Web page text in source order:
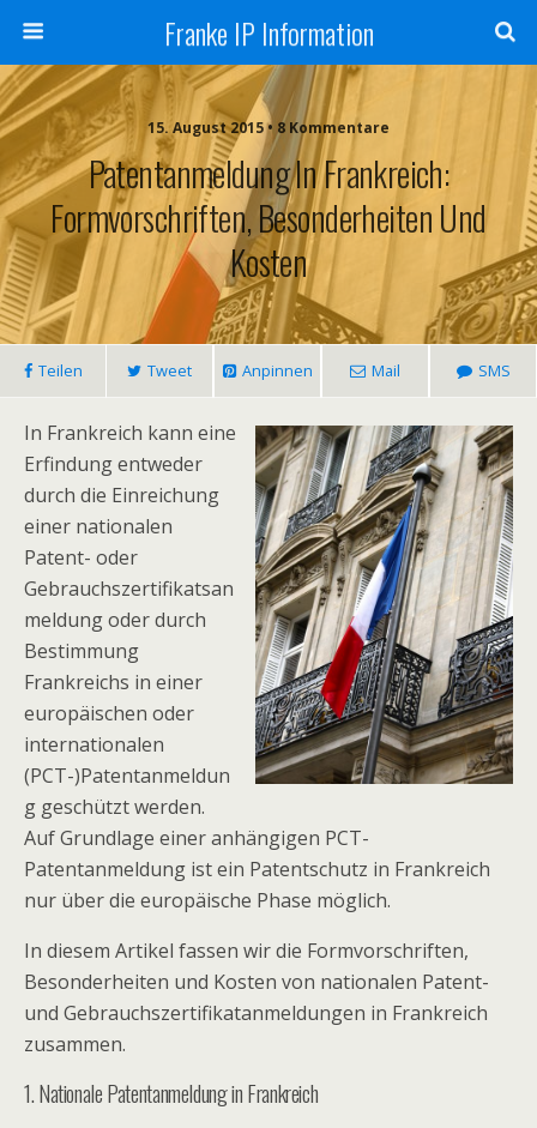
Franke IP Information
15. August 2015 • 8 Kommentare
Patentanmeldung In Frankreich:
Formvorschriften, Besonderheiten Und
Kosten
Teilen Tweet Anpinnen Mail SMS
In Frankreich kann eine
Erfindung entweder
durch die Einreichung
einer nationalen
Patent- oder
Gebrauchszertifikatsan
meldung oder durch
Bestimmung
Frankreichs in einer
europäischen oder
internationalen
(PCT-)Patentanmeldun
g geschützt werden.
Auf Grundlage einer anhängigen PCT-
Patentanmeldung ist ein Patentschutz in Frankreich
nur über die europäische Phase möglich.
In diesem Artikel fassen wir die Formvorschriften,
Besonderheiten und Kosten von nationalen Patent-
und Gebrauchszertifikatanmeldungen in Frankreich
zusammen.
1. Nationale Patentanmeldung in Frankreich